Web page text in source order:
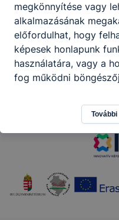
megkönnyítése vagy
alkalmazásának
előfordulhat, hogy
képesek honlapunk
használatára, vagy a
fog működni